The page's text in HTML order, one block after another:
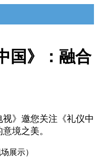
国》：融合
》邀您关注《礼仪中
境之美。
展示）